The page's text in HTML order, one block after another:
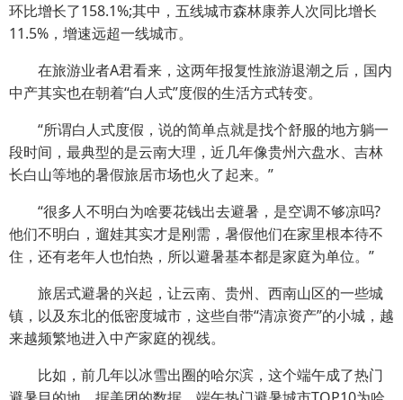
环比增长了158.1%;其中，五线城市森林康养人次同比增长
11.5%，增速远超一线城市。
在旅游业者A君看来，这两年报复性旅游退潮之后，国内
中产其实也在朝着“白人式”度假的生活方式转变。
“所谓白人式度假，说的简单点就是找个舒服的地方躺一
段时间，最典型的是云南大理，近几年像贵州六盘水、吉林
长白山等地的暑假旅居市场也火了起来。”
“很多人不明白为啥要花钱出去避暑，是空调不够凉吗?
他们不明白，遛娃其实才是刚需，暑假他们在家里根本待不
住，还有老年人也怕热，所以避暑基本都是家庭为单位。”
旅居式避暑的兴起，让云南、贵州、西南山区的一些城
镇，以及东北的低密度城市，这些自带“清凉资产”的小城，越
来越频繁地进入中产家庭的视线。
比如，前几年以冰雪出圈的哈尔滨，这个端午成了热门